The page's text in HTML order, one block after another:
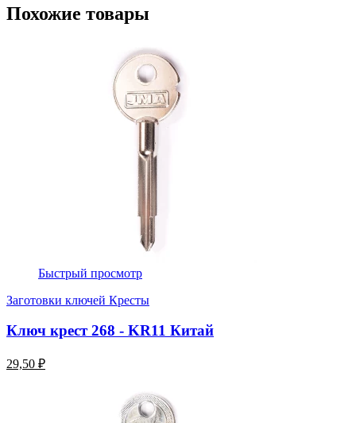
Похожие товары
Быстрый просмотр
Заготовки ключей Кресты
Ключ крест 268 - KR11 Китай
29,50 ₽